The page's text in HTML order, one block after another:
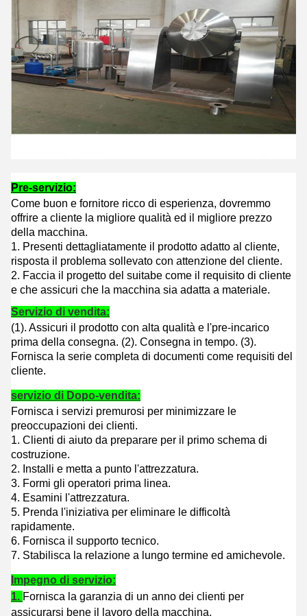
Pre-servizio:
Come buon e fornitore ricco di esperienza, dovremmo
offrire a cliente la migliore qualità ed il migliore prezzo
della macchina.
1. Presenti dettagliatamente il prodotto adatto al cliente,
risposta il problema sollevato con attenzione del cliente.
2. Faccia il progetto del suitabe come il requisito di cliente
e che assicuri che la macchina sia adatta a materiale.
Servizio di vendita:
(1). Assicuri il prodotto con alta qualità e l'pre-incarico
prima della consegna. (2). Consegna in tempo. (3).
Fornisca la serie completa di documenti come requisiti del
cliente.
servizio di Dopo-vendita:
Fornisca i servizi premurosi per minimizzare le
preoccupazioni dei clienti.
1. Clienti di aiuto da preparare per il primo schema di
costruzione.
2. Installi e metta a punto l'attrezzatura.
3. Formi gli operatori prima linea.
4. Esamini l'attrezzatura.
5. Prenda l'iniziativa per eliminare le difficoltà
rapidamente.
6. Fornisca il supporto tecnico.
7. Stabilisca la relazione a lungo termine ed amichevole.
Impegno di servizio:
1. Fornisca la garanzia di un anno dei clienti per
assicurarsi bene il lavoro della macchina.